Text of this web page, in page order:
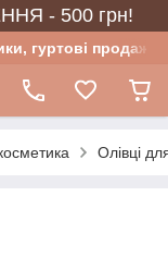
- 500 грн!
гуртові продажі
Олівці